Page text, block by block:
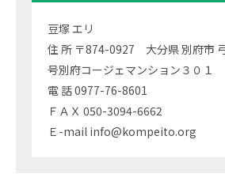
豆塚 エリ
住 所 〒874-0927 大分県 別府市
号別府コージェマンション３０１
電 話 0977-76-8601
ＦＡＸ 050-3094-6662
Ｅ-mail info@kompeito.org